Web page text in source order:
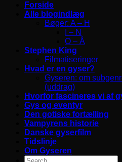
Forside
Alle blogindlæg
Bøger: A – H
I – N
O – Å
Stephen King
Filmatiseringer
Hvad er en gyser?
Gyseren: om
(uddrag)
Hvorfor fascineres vi af
Gys og eventyr
Den gotiske fortælling
Vampyrens historie
Danske gyserfilm
Tidslinje
Om Gyseren